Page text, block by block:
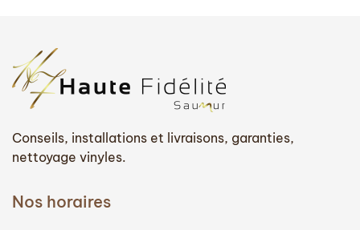
Conseils, installations et livraisons, garanties,
nettoyage vinyles.
Nos horaires